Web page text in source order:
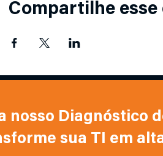
Compartilhe esse
nosso Diagnóstico
sua TI em